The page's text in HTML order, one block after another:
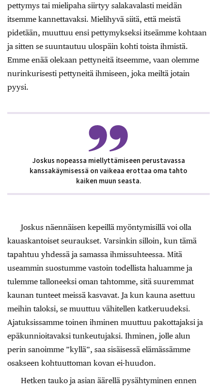
pettymys tai mielipaha siirtyy salakavalasti meidän
itsemme kannettavaksi. Mielihyvä siitä, että meistä
pidetään, muuttuu ensi pettymykseksi itseämme kohtaan
ja sitten se suuntautuu ulospäin kohti toista ihmistä.
Emme enää olekaan pettyneitä itseemme, vaan olemme
nurinkurisesti pettyneitä ihmiseen, joka meiltä jotain
pyysi.
Joskus nopeassa miellyttämiseen perustavassa
kanssakäymisessä on vaikeaa erottaa oma tahto
kaiken muun seasta.
Joskus näennäisen kepeillä myöntymisillä voi olla
kauaskantoiset seuraukset. Varsinkin silloin, kun tämä
tapahtuu yhdessä ja samassa ihmissuhteessa. Mitä
useammin suostumme vastoin todellista haluamme ja
tulemme talloneeksi oman tahtomme, sitä suuremmat
kaunan tunteet meissä kasvavat. Ja kun kauna asettuu
meihin taloksi, se muuttuu vähitellen katkeruudeksi.
Ajatuksissamme toinen ihminen muuttuu pakottajaksi ja
epäkunnioitavaksi tunkeutujaksi. Ihminen, jolle alun
perin sanoimme ”kyllä”, saa sisäisessä elämässämme
osakseen kohtuuttoman kovan ei-huudon.
Hetken tauko ja asian äärellä pysähtyminen ennen